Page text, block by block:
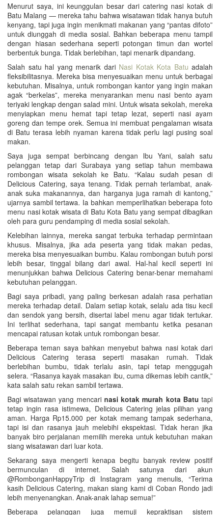
Menurut saya, ini keunggulan besar dari catering nasi kotak di
Batu Malang — mereka tahu bahwa wisatawan tidak hanya butuh
kenyang, tapi juga ingin menikmati makanan yang “pantas difoto”
untuk diunggah di media sosial. Bahkan beberapa menu tampil
dengan hiasan sederhana seperti potongan timun dan wortel
berbentuk bunga. Tidak berlebihan, tapi menarik dipandang.
Salah satu hal yang menarik dari Nasi Kotak Kota Batu adalah
fleksibilitasnya. Mereka bisa menyesuaikan menu untuk berbagai
kebutuhan. Misalnya, untuk rombongan kantor yang ingin makan
agak “berkelas”, mereka menyarankan menu nasi bento ayam
teriyaki lengkap dengan salad mini. Untuk wisata sekolah, mereka
menyiapkan menu hemat tapi tetap lezat, seperti nasi ayam
goreng dan tempe orek. Semua ini membuat pengalaman wisata
di Batu terasa lebih nyaman karena tidak perlu lagi pusing soal
makan.
Saya juga sempat berbincang dengan Ibu Yani, salah satu
pelanggan tetap dari Surabaya yang setiap tahun membawa
rombongan wisata sekolah ke Batu. “Kalau sudah pesan di
Delicious Catering, saya tenang. Tidak pernah terlambat, anak-
anak suka makanannya, dan harganya juga ramah di kantong,”
ujarnya sambil tertawa. Ia bahkan memperlihatkan beberapa foto
menu nasi kotak wisata di Batu Kota Batu yang sempat dibagikan
oleh para guru pendamping di media sosial sekolah.
Kelebihan lainnya, mereka sangat terbuka terhadap permintaan
khusus. Misalnya, jika ada peserta yang tidak makan pedas,
mereka bisa menyesuaikan bumbu. Kalau rombongan butuh porsi
lebih besar, tinggal bilang dari awal. Hal-hal kecil seperti ini
menunjukkan bahwa Delicious Catering benar-benar memahami
kebutuhan pelanggan.
Bagi saya pribadi, yang paling berkesan adalah rasa perhatian
mereka terhadap detail. Dalam setiap kotak, selalu ada tisu kecil
dan sendok yang bersih, disertai label menu agar tidak tertukar.
Ini terlihat sederhana, tapi sangat membantu ketika pesanan
mencapai ratusan kotak untuk rombongan besar.
Beberapa teman saya bahkan menyebut bahwa nasi kotak dari
Delicious Catering terasa seperti masakan rumah. Tidak
berlebihan bumbu, tidak terlalu asin, tapi tetap menggugah
selera. “Rasanya kayak masakan ibu, cuma dikemas lebih cantik,”
kata salah satu rekan sambil tertawa.
Bagi wisatawan yang mencari nasi kotak murah kota Batu tapi
tetap ingin rasa istimewa, Delicious Catering jelas pilihan yang
aman. Harga Rp15.000 per kotak memang tampak sederhana,
tapi isi dan rasanya jauh melebihi ekspektasi. Tidak heran jika
banyak biro perjalanan memilih mereka untuk kebutuhan makan
siang wisatawan dari luar kota.
Sekarang saya mengerti kenapa begitu banyak review positif
bermunculan di internet. Salah satunya dari akun
@RombonganHappyTrip di Instagram yang menulis, “Terima
kasih Delicious Catering, makan siang kami di Coban Rondo jadi
lebih menyenangkan. Anak-anak lahap semua!”
Beberapa pelanggan juga memuji kepraktisan sistem